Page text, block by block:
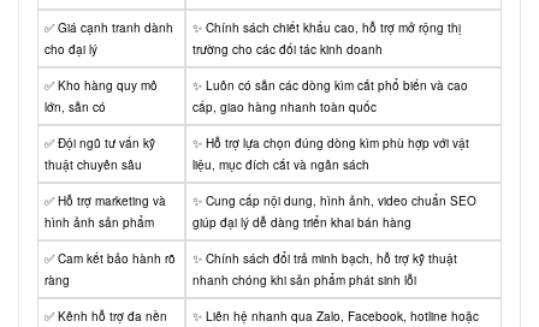
✅ Giá cạnh tranh dành
cho đại lý
✨ Chính sách chiết khấu cao, hỗ trợ mở rộng thị
trường cho các đối tác kinh doanh
✅ Kho hàng quy mô
lớn, sẵn có
✨ Luôn có sẵn các dòng kìm cắt phổ biến và cao
cấp, giao hàng nhanh toàn quốc
✅ Đội ngũ tư vấn kỹ
thuật chuyên sâu
✨ Hỗ trợ lựa chọn đúng dòng kìm phù hợp với vật
liệu, mục đích cắt và ngân sách
✅ Hỗ trợ marketing và
hình ảnh sản phẩm
✨ Cung cấp nội dung, hình ảnh, video chuẩn SEO
giúp đại lý dễ dàng triển khai bán hàng
✅ Cam kết bảo hành rõ
ràng
✨ Chính sách đổi trả minh bạch, hỗ trợ kỹ thuật
nhanh chóng khi sản phẩm phát sinh lỗi
✅ Kênh hỗ trợ đa nền
✨ Liên hệ nhanh qua Zalo, Facebook, hotline hoặc